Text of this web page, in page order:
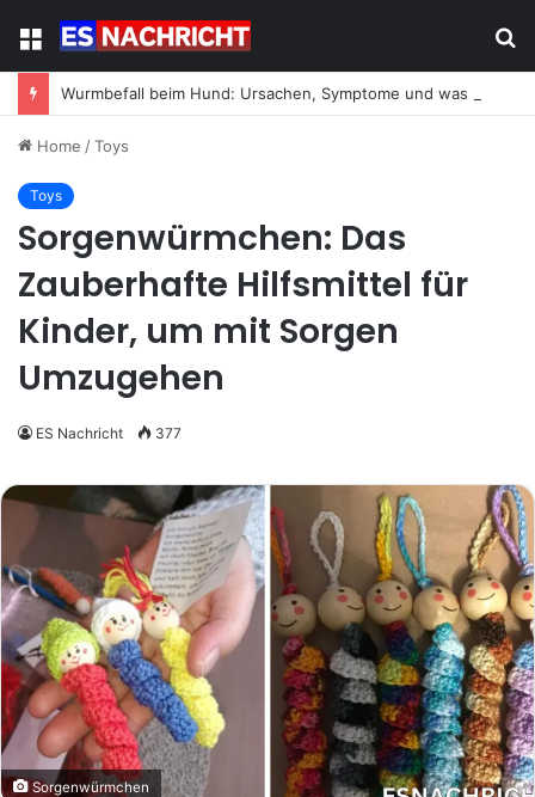
Menu
Home /Toys
Toys
Sorgenwürmchen: Das
Zauberhafte Hilfsmittel für
Kinder, um mit Sorgen
Umzugehen
ES Nachricht 377
Sorgenwürmchen